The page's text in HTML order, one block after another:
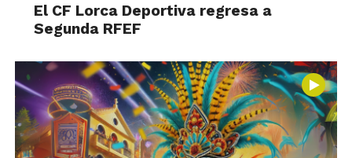
El CF Lorca Deportiva regresa a
Segunda RFEF